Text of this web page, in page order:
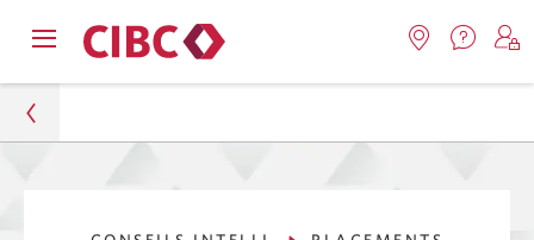
Passer
Passer
navigation
menu.
fenêtre